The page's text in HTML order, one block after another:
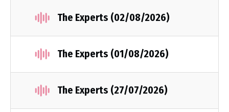
The Experts (02/08/2026)
The Experts (01/08/2026)
The Experts (27/07/2026)